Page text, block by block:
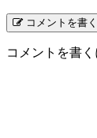
コメントを書く
コメントを書く